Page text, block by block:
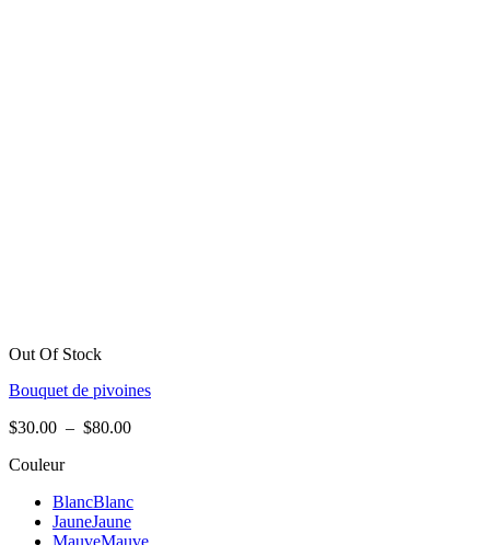
Out Of Stock
Bouquet de pivoines
$30.00 – $80.00Plage
à
$80.00
Couleur
BlancBlanc
JauneJaune
MauveMauve